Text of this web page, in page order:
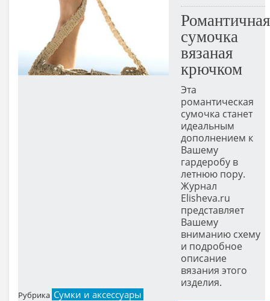
Романтичная
сумочка
вязаная
крючком
Эта
романтическая
сумочка станет
идеальным
дополнением к
Вашему
гардеробу в
летнюю пору.
Журнал
Elisheva.ru
представляет
Вашему
вниманию схему
и подробное
описание
вязания этого
изделия.
Рубрика Сумки и аксессуары